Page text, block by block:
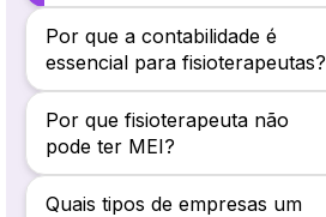
Por que a contabilidade é
essencial para fisioterapeutas?
Por que fisioterapeuta não
pode ter MEI?
Quais tipos de empresas um